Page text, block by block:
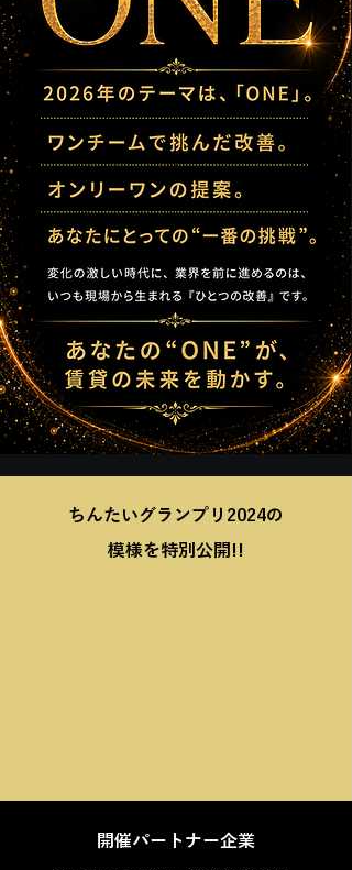
ちんたいグランプリ2024の
模様を特別公開!!
開催パートナー企業